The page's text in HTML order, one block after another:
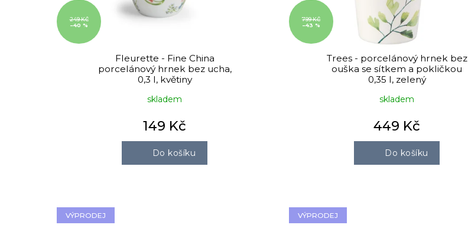
249 KČ
–40 %
Fleurette - Fine China
porcelánový hrnek bez ucha,
0,3 l, květiny
skladem
149 Kč
Do košíku
799 KČ
–43 %
Trees - porcelánový hrnek bez
ouška se sítkem a pokličkou
0,35 l, zelený
skladem
449 Kč
Do košíku
VÝPRODEJ VÝPRODEJ